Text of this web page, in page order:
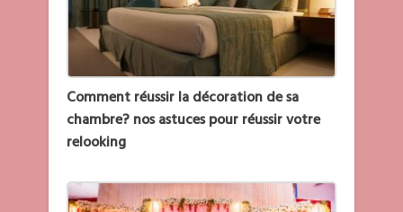
Comment réussir la décoration de sa
chambre? nos astuces pour réussir votre
relooking